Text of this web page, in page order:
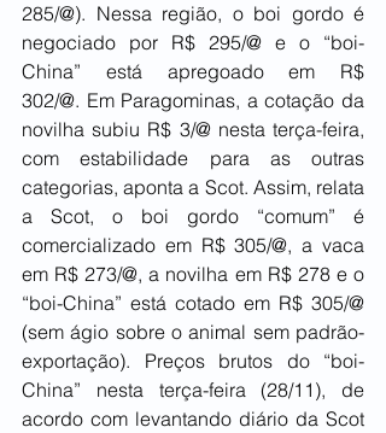
285/@). Nessa região, o boi gordo é
negociado por R$ 295/@ e o “boi-
China” está apregoado em R$
302/@. Em Paragominas, a cotação da
novilha subiu R$ 3/@ nesta terça-feira,
com estabilidade para as outras
categorias, aponta a Scot. Assim, relata
a Scot, o boi gordo “comum” é
comercializado em R$ 305/@, a vaca
em R$ 273/@, a novilha em R$ 278 e o
“boi-China” está cotado em R$ 305/@
(sem ágio sobre o animal sem padrão-
exportação). Preços brutos do “boi-
China” nesta terça-feira (28/11), de
acordo com levantando diário da Scot